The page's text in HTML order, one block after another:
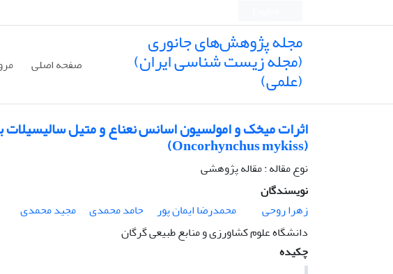
مجله پژوهش‌های جانوری
(مجله زیست شناسی ایران)
(علمی) صفحه اصلی
اثرات میخک و امولسیون اسانس نعناع و متیل
(Oncorhynchus mykiss)
نوع مقاله : مقاله پژوهشی
نویسندگان
زهرا روحی
محمدرضا ایمان پور حامد محمدی
مجید محمدی
دانشگاه علوم کشاورزی و منابع طبیعی گرگان
چکیده